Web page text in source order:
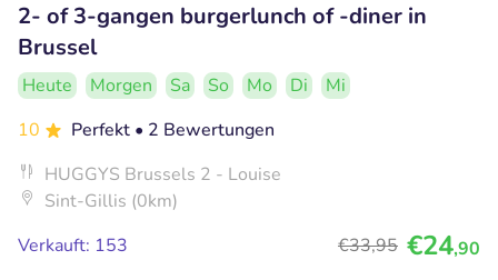
2- of 3-gangen burgerlunch of -diner in
Brussel
Heute Morgen Sa So Mo Di
Mi
10
Perfekt • 2 Bewertungen
HUGGYS Brussels 2 - Louise
Sint-Gillis (0km)
Verkauft: 153
€33,95 €24,90